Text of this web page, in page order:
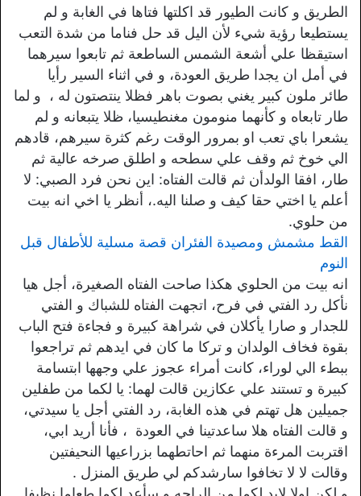
الطريق و كانت الطيور قد اكلتها فتاها في الغابة و لم
يستطيعا رؤية شيء لأن اليل قد حل فناما من شدة التعب
استيقظا علي أشعة الشمس الساطعة ثم تابعوا سيرهما
في أمل ان يجدا طريق العودة، و في اثناء السير رأيا
طائر ملون كبير يغني بصوت باهر فظلا ينتصتون له ، و لما
طار تابعاه و كأنهما منومون مغنطيسيا، ظلا يتبعانه و لم
يشعرا باي تعب او بمرور الوقت رغم كثرة سيرهم، قادهم
الي خوخ ثم وقف علي سطحه و اطلق صرخه عالية ثم
طار، افقا الولدأن ثم قالت الفتاه: اين نحن فرد الصبي: لا
أعلم يا اختي حقا كيف و صلنا اليه.، أنظر يا اخي انه بيت
من حلوي.
القط مشمش ومصيدة الفئران قصة مسلية للأطفال قبل
النوم
انه بيت من الحلوي هكذا صاحت الفتاه الصغيرة، أجل هيا
نأكل رد الفتي في فرح، اتجهت الفتاه للشباك و الفتي
للجدار و صارا يأكلان في شراهة كبيرة و فجاءة فتح الباب
بقوة فخاف الولدان و تركا ما كان في ايدهم ثم تراجعوا
ببطء الي لوراء، كانت أمراء عجوز علي وجهها ابتسامة
كبيرة و تستند علي عكازين قالت لهما: يا لكما من طفلين
جميلين هل تهتم في هذه الغابة، رد الفتي أجل يا سيدتي،
و قالت الفتاه هلا ساعدتينا في العودة ، فأنا أريد ابي،
اقتربت المرءة منهما ثم احاتطهما بزراعيها النحيفتين
وقالت لا لا تخافوا سارشدكم لي طريق المنزل .